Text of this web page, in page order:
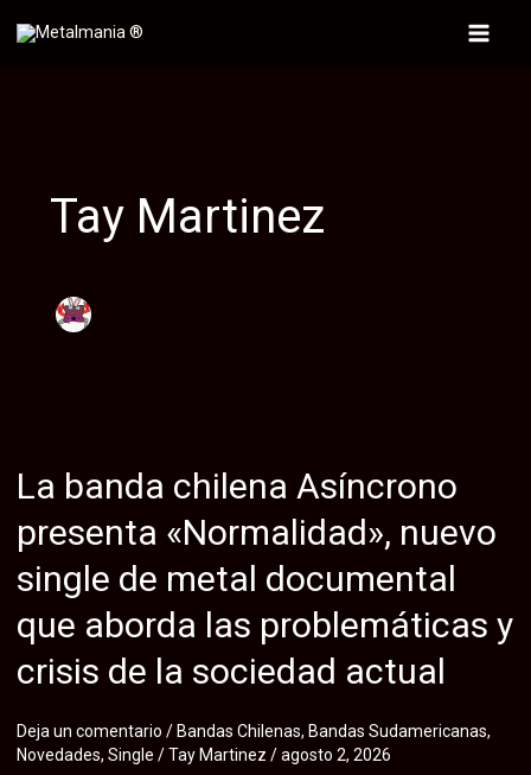
Main
Tay Martinez
La banda chilena Asíncrono
presenta «Normalidad», nuevo
single de metal documental
que aborda las problemáticas y
crisis de la sociedad actual
Deja un comentario / Bandas Chilenas, Bandas Sudamericanas,
Novedades, Single /Tay Martinez /agosto 2, 2026